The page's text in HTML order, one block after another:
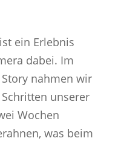
ein Erlebnis
dabei. Im
nahmen wir
unserer
Wochen
was beim